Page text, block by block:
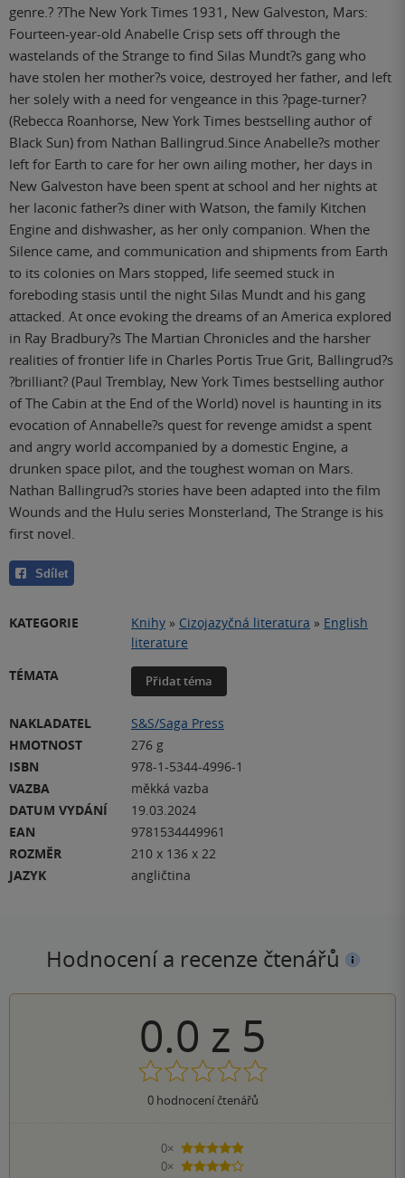
genre.? ?The New York Times 1931, New Galveston, Mars:
Fourteen-year-old Anabelle Crisp sets off through the
wastelands of the Strange to find Silas Mundt?s gang who
have stolen her mother?s voice, destroyed her father, and left
her solely with a need for vengeance in this ?page-turner?
(Rebecca Roanhorse, New York Times bestselling author of
Black Sun) from Nathan Ballingrud.Since Anabelle?s mother
left for Earth to care for her own ailing mother, her days in
New Galveston have been spent at school and her nights at
her laconic father?s diner with Watson, the family Kitchen
Engine and dishwasher, as her only companion. When the
Silence came, and communication and shipments from Earth
to its colonies on Mars stopped, life seemed stuck in
foreboding stasis until the night Silas Mundt and his gang
attacked. At once evoking the dreams of an America explored
in Ray Bradbury?s The Martian Chronicles and the harsher
realities of frontier life in Charles Portis True Grit, Ballingrud?s
?brilliant? (Paul Tremblay, New York Times bestselling author
of The Cabin at the End of the World) novel is haunting in its
evocation of Annabelle?s quest for revenge amidst a spent
and angry world accompanied by a domestic Engine, a
drunken space pilot, and the toughest woman on Mars.
Nathan Ballingrud?s stories have been adapted into the film
Wounds and the Hulu series Monsterland, The Strange is his
first novel.
Sdílet
KATEGORIE Knihy » Cizojazyčná literatura » English
literature
TÉMATA
Přidat téma
NAKLADATEL
S&S/Saga Press
HMOTNOST
276 g
ISBN
978-1-5344-4996-1
VAZBA
měkká vazba
DATUM VYDÁNÍ
19.03.2024
EAN
9781534449961
ROZMĚR
210 x 136 x 22
JAZYK
angličtina
Hodnocení a recenze čtenářů
0.0 z 5
0hodnocení čtenářů
0×
5 hvězdiček
0×
4 hvězdičky